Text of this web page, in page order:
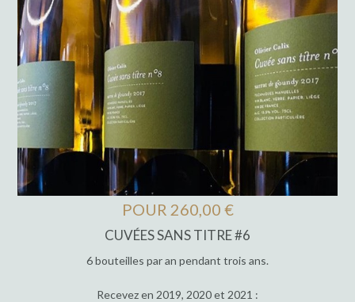
POUR 260,00 €
CUVÉES SANS TITRE #6
6 bouteilles par an pendant trois ans.
Recevez en 2019, 2020 et 2021 :